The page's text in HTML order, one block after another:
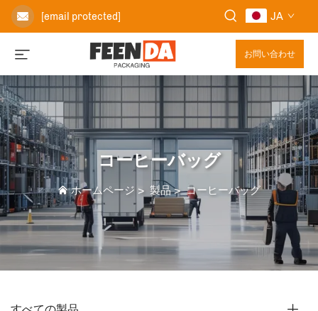
[email protected] JA
お問い合わせ
コーヒーバッグ
ホームページ > 製品>コーヒーバッグ